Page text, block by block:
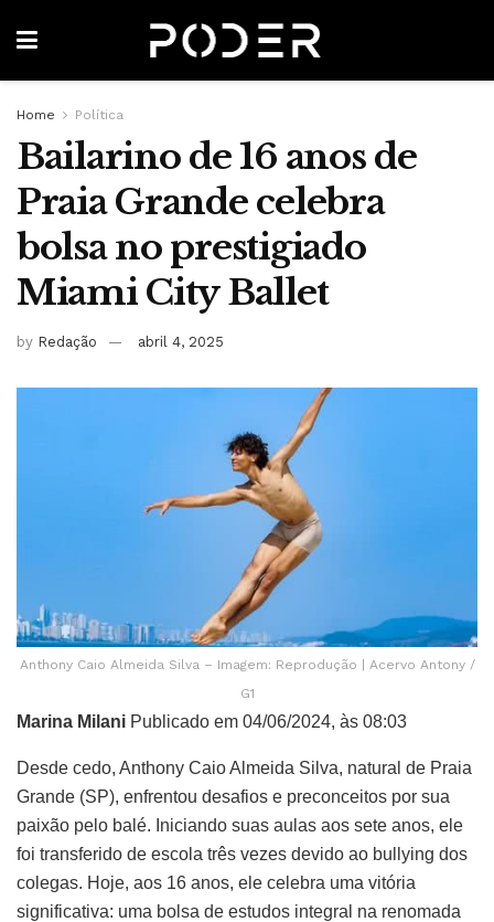
Home Política
Bailarino de 16 anos de
Praia Grande celebra
bolsa no prestigiado
Miami City Ballet
by Redação abril 4, 2025
Anthony Caio Almeida Silva – Imagem: Reprodução | Acervo Antony /
G1
Marina Milani Publicado em 04/06/2024, às 08:03
Desde cedo, Anthony Caio Almeida Silva, natural de Praia
Grande (SP), enfrentou desafios e preconceitos por sua
paixão pelo balé. Iniciando suas aulas aos sete anos, ele
foi transferido de escola três vezes devido ao bullying dos
colegas. Hoje, aos 16 anos, ele celebra uma vitória
significativa: uma bolsa de estudos integral na renomada